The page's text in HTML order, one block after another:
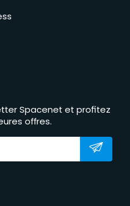
Spacenet et profitez
offres.